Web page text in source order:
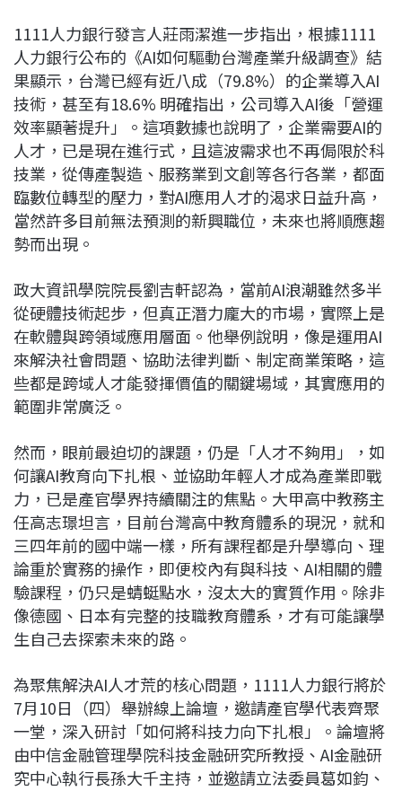
1111人力銀行發言人莊雨潔進一步指出，根據1111
人力銀行公布的《AI如何驅動台灣產業升級調查》結
果顯示，台灣已經有近八成（79.8%）的企業導入AI
技術，甚至有18.6% 明確指出，公司導入AI後「營運
效率顯著提升」。這項數據也說明了，企業需要AI的
人才，已是現在進行式，且這波需求也不再侷限於科
技業，從傳產製造、服務業到文創等各行各業，都面
臨數位轉型的壓力，對AI應用人才的渴求日益升高，
當然許多目前無法預測的新興職位，未來也將順應趨
勢而出現。
政大資訊學院院長劉吉軒認為，當前AI浪潮雖然多半
從硬體技術起步，但真正潛力龐大的市場，實際上是
在軟體與跨領域應用層面。他舉例說明，像是運用AI
來解決社會問題、協助法律判斷、制定商業策略，這
些都是跨域人才能發揮價值的關鍵場域，其實應用的
範圍非常廣泛。
然而，眼前最迫切的課題，仍是「人才不夠用」，如
何讓AI教育向下扎根、並協助年輕人才成為產業即戰
力，已是產官學界持續關注的焦點。大甲高中教務主
任高志璟坦言，目前台灣高中教育體系的現況，就和
三四年前的國中端一樣，所有課程都是升學導向、理
論重於實務的操作，即便校內有與科技、AI相關的體
驗課程，仍只是蜻蜓點水，沒太大的實質作用。除非
像德國、日本有完整的技職教育體系，才有可能讓學
生自己去探索未來的路。
為聚焦解決AI人才荒的核心問題，1111人力銀行將於
7月10日（四）舉辦線上論壇，邀請產官學代表齊聚
一堂，深入研討「如何將科技力向下扎根」。論壇將
由中信金融管理學院科技金融研究所教授、AI金融研
究中心執行長孫大千主持，並邀請立法委員葛如鈞、